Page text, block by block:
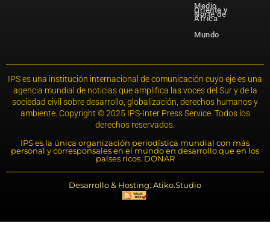
Medio
Oriente y
Norte de
África
Mundo
IPS es una institución internacional de comunicación cuyo eje es una
agencia mundial de noticias que amplifica las voces del Sur y de la
sociedad civil sobre desarrollo, globalización, derechos humanos y
ambiente. Copyright © 2025 IPS-Inter Press Service. Todos los
derechos reservados.
IPS es la única organización periodística mundial con más
personal y corresponsales en el mundo en desarrollo que en los
países ricos. DONAR
Desarrollo & Hosting: Atiko.Studio